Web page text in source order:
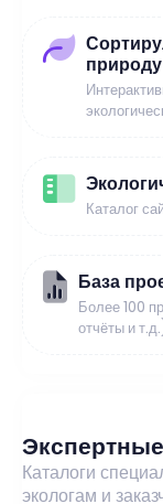
природу
Каталог
База
Более 100
отчёты и
Каталоги
экологам и